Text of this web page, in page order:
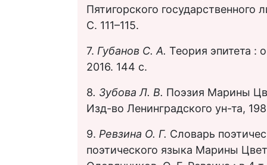
Пятигорского государственного
С. 111–115.
7. Губанов С. А. Теория эпитета
2016. 144 с.
8. Зубова Л. В. Поэзия Марины
Изд-во Ленинградского ун-та,
9. Ревзина О. Г. Словарь
поэтического языка Марины